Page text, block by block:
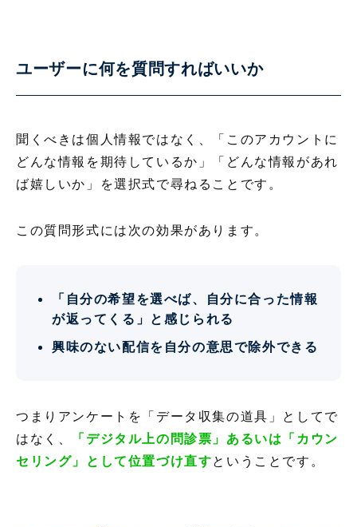
ユーザーに何を質問すればいいか
聞くべきは個人情報ではなく、「このアカウントに
どんな情報を期待しているか」「どんな情報があれ
ば嬉しいか」を選択式で尋ねることです。
この質問形式には次の効果があります。
「自分の希望を選べば、自分に合った情報
が返ってくる」と感じられる
興味のない配信を自分の意思で除外できる
つまりアンケートを「データ収集の道具」としてで
はなく、
「デジタル上の問診票」あるいは「カウン
セリング」として位置づけ直すということです。